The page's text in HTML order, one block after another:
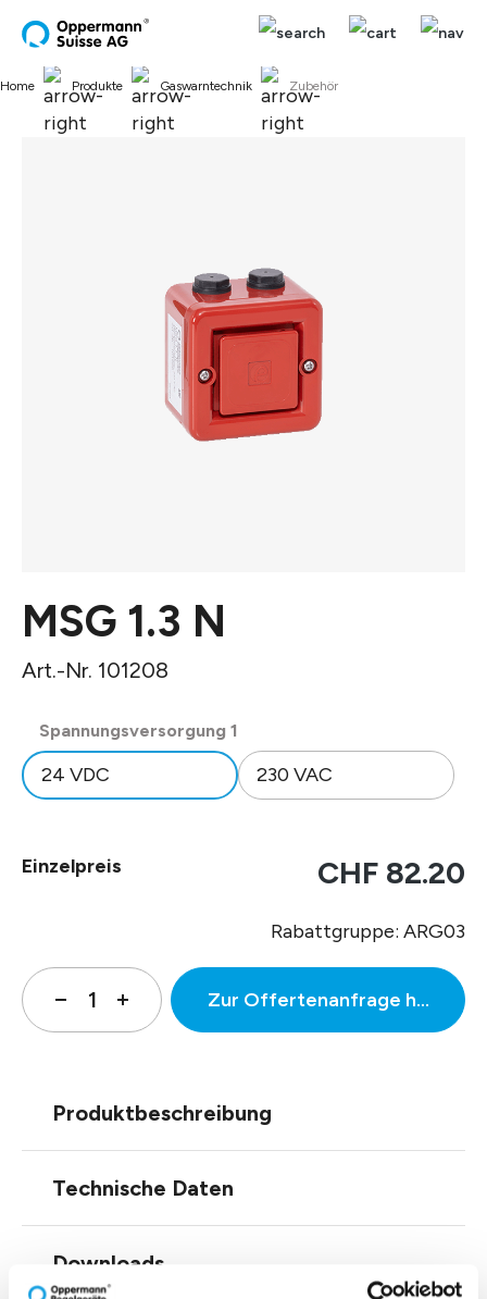
springen
Home Produkte Gaswarntechnik Zubehör
MSG 1.3 N
Art.-Nr. 101208
Spannungsversorgung 1
24 VDC
230 VAC
Einzelpreis CHF 82.20
Rabattgruppe: ARG03
Zur Offertenanfrage
Produktbeschreibung
Technische Daten
Downloads